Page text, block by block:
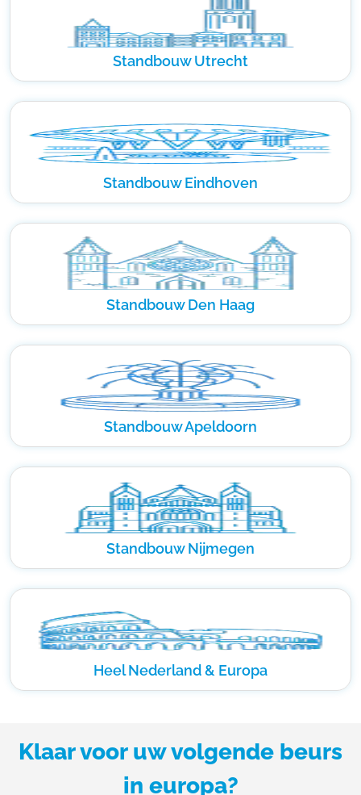
Standbouw Utrecht
Standbouw Eindhoven
Standbouw Den Haag
Standbouw Apeldoorn
Standbouw Nijmegen
Heel Nederland & Europa
Klaar voor uw volgende beurs
in europa?